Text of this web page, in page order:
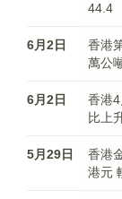
44.4
6月2日
香港
萬公
6月2日
香港
比上
5月29日
香港
港元